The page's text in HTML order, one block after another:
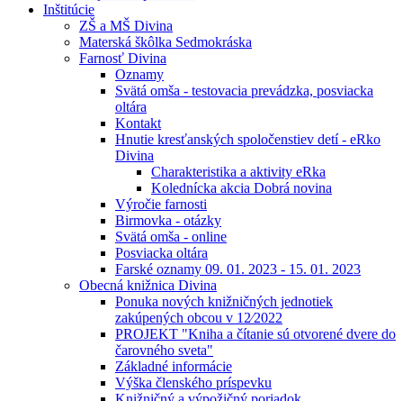
Inštitúcie
ZŠ a MŠ Divina
Materská škôlka Sedmokráska
Farnosť Divina
Oznamy
Svätá omša - testovacia prevádzka, posviacka
oltára
Kontakt
Hnutie kresťanských spoločenstiev detí - eRko
Divina
Charakteristika a aktivity eRka
Kolednícka akcia Dobrá novina
Výročie farnosti
Birmovka - otázky
Svätá omša - online
Posviacka oltára
Farské oznamy 09. 01. 2023 - 15. 01. 2023
Obecná knižnica Divina
Ponuka nových knižničných jednotiek
zakúpených obcou v 12⁄2022
PROJEKT "Kniha a čítanie sú otvorené dvere do
čarovného sveta"
Základné informácie
Výška členského príspevku